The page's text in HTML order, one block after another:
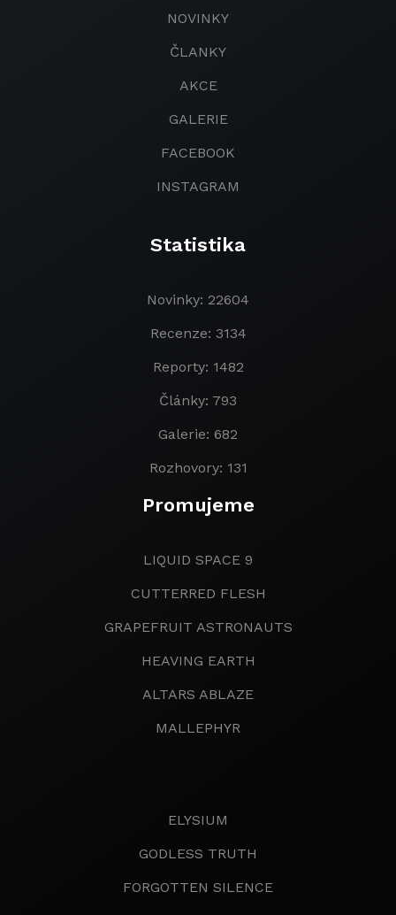
NOVINKY
ČLANKY
AKCE
GALERIE
FACEBOOK
INSTAGRAM
Statistika
Novinky: 22604
Recenze: 3134
Reporty: 1482
Články: 793
Galerie: 682
Rozhovory: 131
Promujeme
LIQUID SPACE 9
CUTTERRED FLESH
GRAPEFRUIT ASTRONAUTS
HEAVING EARTH
ALTARS ABLAZE
MALLEPHYR
ELYSIUM
GODLESS TRUTH
FORGOTTEN SILENCE